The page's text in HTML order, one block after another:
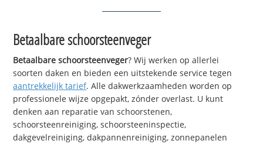
Betaalbare schoorsteenveger
Betaalbare schoorsteenveger? Wij werken op allerlei
soorten daken en bieden een uitstekende service tegen
aantrekkelijk tarief. Alle dakwerkzaamheden worden op
professionele wijze opgepakt, zónder overlast. U kunt
denken aan reparatie van schoorstenen,
schoorsteenreiniging, schoorsteeninspectie,
dakgevelreiniging, dakpannenreiniging, zonnepanelen